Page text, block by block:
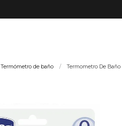
Termómetro de baño Termometro De